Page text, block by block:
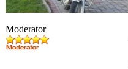
Moderator